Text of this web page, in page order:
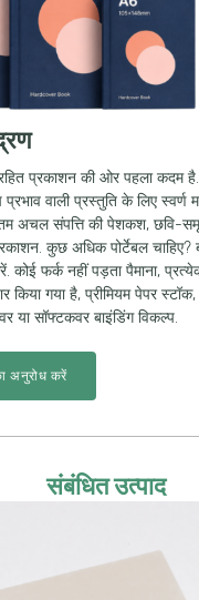
प्रकाशन की ओर पहला कदम
वाली प्रस्तुति के लिए स्वर्ण
अचल संपत्ति की पेशकश, छवि-
कुछ अधिक पोर्टेबल
कोई फर्क नहीं पड़ता पैमाना,
किया गया है, प्रीमियम पेपर
या सॉफ्टकवर बाइंडिंग विकल्प.
अनुरोध करें
संबंधित उत्पाद